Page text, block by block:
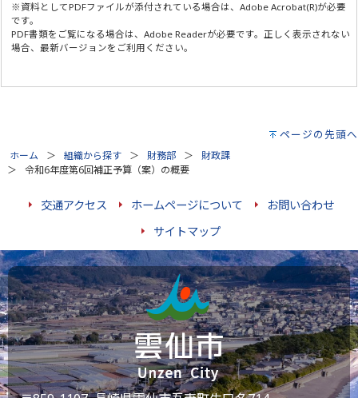
※資料としてPDFファイルが添付されている場合は、Adobe Acrobat(R)が必要
です。
PDF書類をご覧になる場合は、Adobe Readerが必要です。正しく表示されない
場合、最新バージョンをご利用ください。
ページの先頭へ
ホーム 組織から探す 財務部
財政課
令和6年度第6回補正予算（案）の概要
交通アクセス ホームページについて
お問い合わせ
サイトマップ